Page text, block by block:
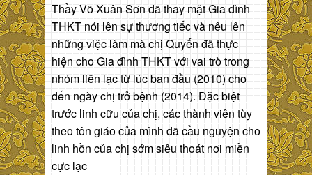
Thầy Võ Xuân Sơn đã thay mặt Gia đình
THKT nói lên sự thương tiếc và nêu lên
những việc làm mà chị Quyến đã thực
hiện cho Gia đình THKT với vai trò trong
nhóm liên lạc từ lúc ban đầu (2010) cho
đến ngày chị trở bệnh (2014). Đặc biệt
trước linh cữu của chị, các thành viên tùy
theo tôn giáo của mình đã cầu nguyện cho
linh hồn của chị sớm siêu thoát nơi miền
cực lạc